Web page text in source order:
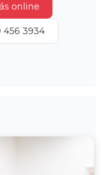
online
456 3934